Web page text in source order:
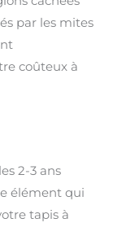
par les mites
coûteux à
2-3 ans
élément qui
tapis à